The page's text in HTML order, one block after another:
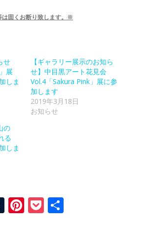
固くお断り致します。※
せ
展
しま
【ギャラリー展示のお知ら
せ】中目黒アート花見会
Vol.4「Sakura Pink」展に参
加します
2019年3月18日
お知らせ
の
る
しま
Tumblr
Pinterest
Pocket